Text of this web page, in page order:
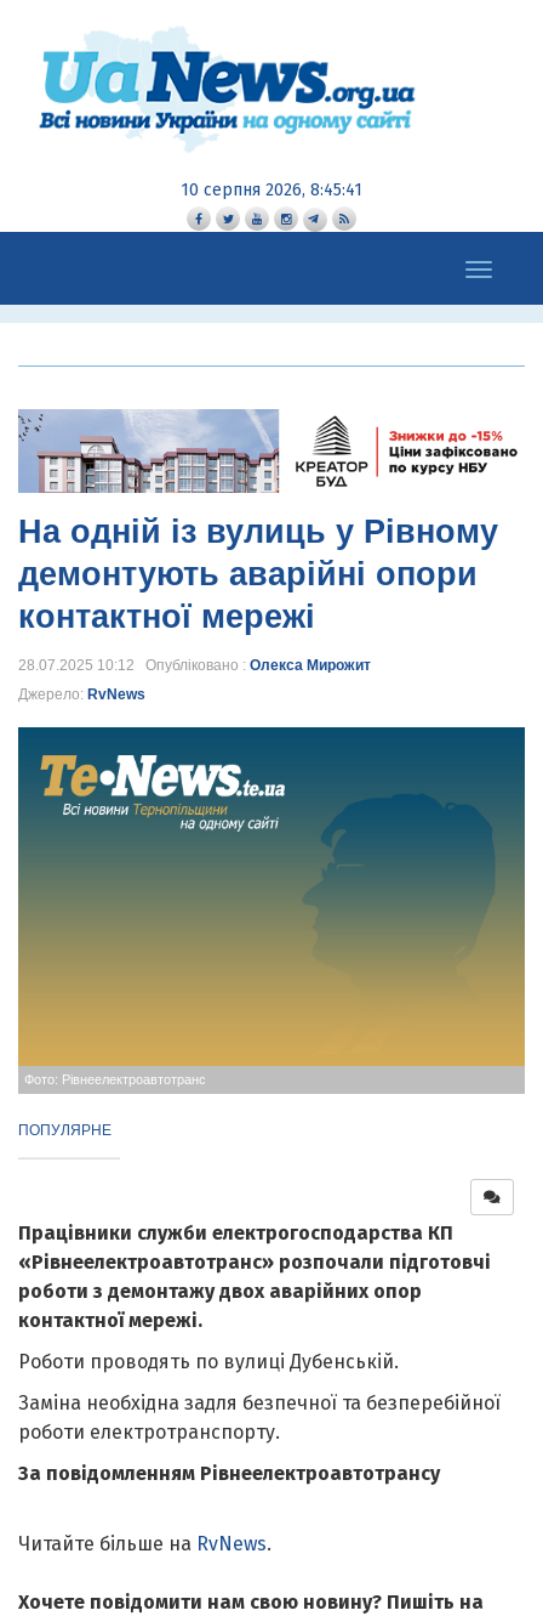
10 серпня 2026, 8:45:42
Toggle
navigation
На одній із вулиць у Рівному
демонтують аварійні опори
контактної мережі
28.07.2025 10:12 Опубліковано : Олекса Мирожит
Джерело: RvNews
Фото: Рівнеелектроавтотранс
ПОПУЛЯРНЕ
Працівники служби електрогосподарства КП
«Рівнеелектроавтотранс» розпочали підготовчі
роботи з демонтажу двох аварійних опор
контактної мережі.
Роботи проводять по вулиці Дубенській.
Заміна необхідна задля безпечної та безперебійної
роботи електротранспорту.
За повідомленням Рівнеелектроавтотрансу
Читайте більше на RvNews.
Хочете повідомити нам свою новину? Пишіть на